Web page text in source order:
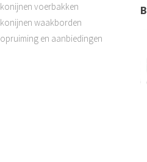
konijnen voerbakken
konijnen waakborden
opruiming en aanbiedingen